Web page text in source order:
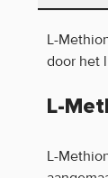
L-
door het
L-
L-